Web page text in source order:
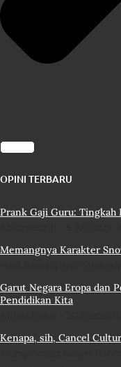
OPINI TERBARU
Prank Gaji Guru: Tingkah
Memangnya Karakter
Garut Negara Eropa dan
Pendidikan Kita
Kenapa, sih, Cancel